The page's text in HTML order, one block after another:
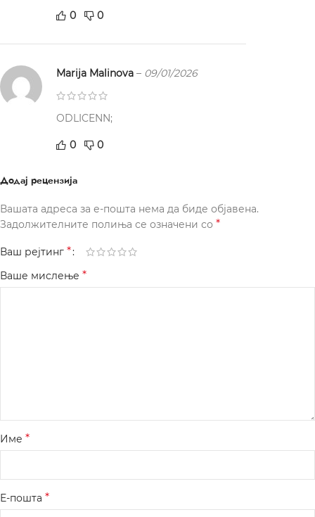
0 0
Marija Malinova – 09/01/2026
ODLICENN;
0 0
Додај рецензија
Вашата адреса за е-пошта нема да биде објавена.
Задолжителните полиња се означени со *
Ваш рејтинг *
Ваше мислење *
Име *
Е-пошта *